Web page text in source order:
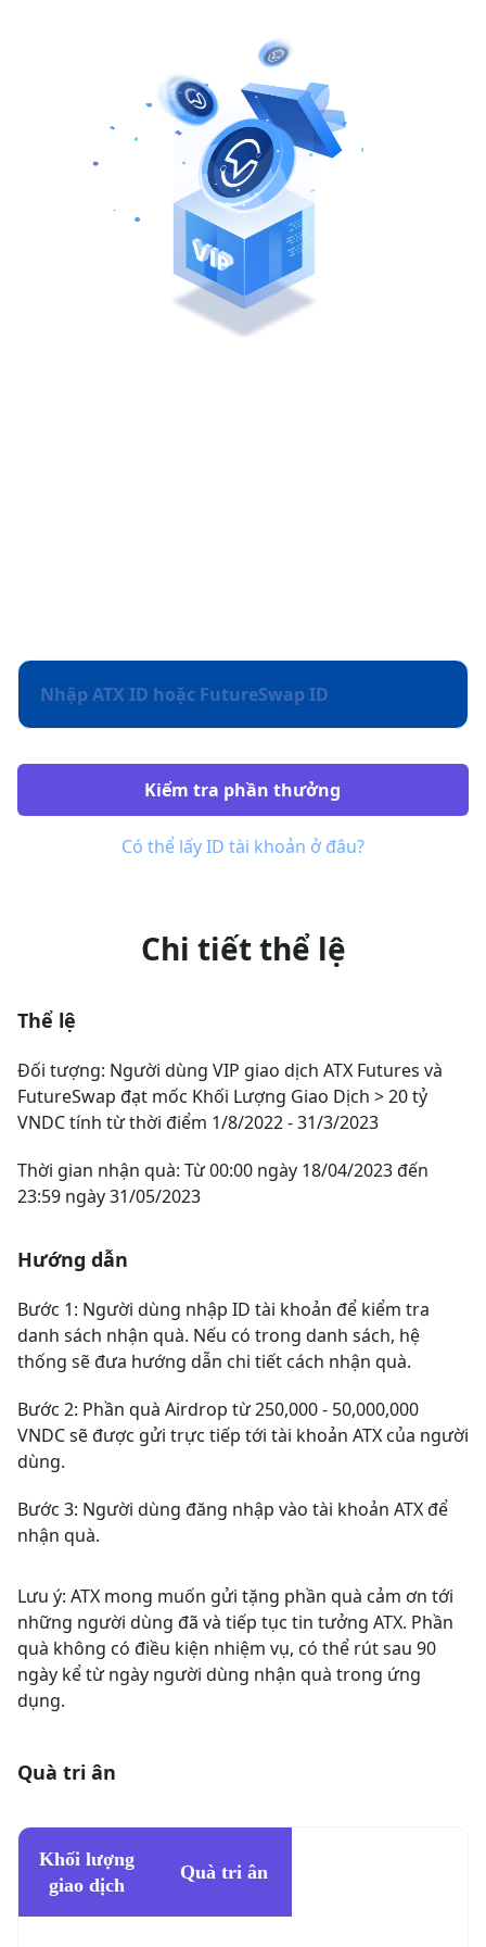
Kiểm tra phần thưởng
Có thể lấy ID tài khoản ở đâu?
Chi tiết thể lệ
Thể lệ
Đối tượng: Người dùng VIP giao dịch ATX Futures và
FutureSwap đạt mốc Khối Lượng Giao Dịch > 20 tỷ
VNDC tính từ thời điểm 1/8/2022 - 31/3/2023
Thời gian nhận quà: Từ 00:00 ngày 18/04/2023 đến
23:59 ngày 31/05/2023
Hướng dẫn
Bước 1: Người dùng nhập ID tài khoản để kiểm tra
danh sách nhận quà. Nếu có trong danh sách, hệ
thống sẽ đưa hướng dẫn chi tiết cách nhận quà.
Bước 2: Phần quà Airdrop từ 250,000 - 50,000,000
VNDC sẽ được gửi trực tiếp tới tài khoản ATX của người
dùng.
Bước 3: Người dùng đăng nhập vào tài khoản ATX để
nhận quà.
Lưu ý: ATX mong muốn gửi tặng phần quà cảm ơn tới
những người dùng đã và tiếp tục tin tưởng ATX. Phần
quà không có điều kiện nhiệm vụ, có thể rút sau 90
ngày kể từ ngày người dùng nhận quà trong ứng
dụng.
Quà tri ân
Khối lượng
giao dịch
Quà tri ân